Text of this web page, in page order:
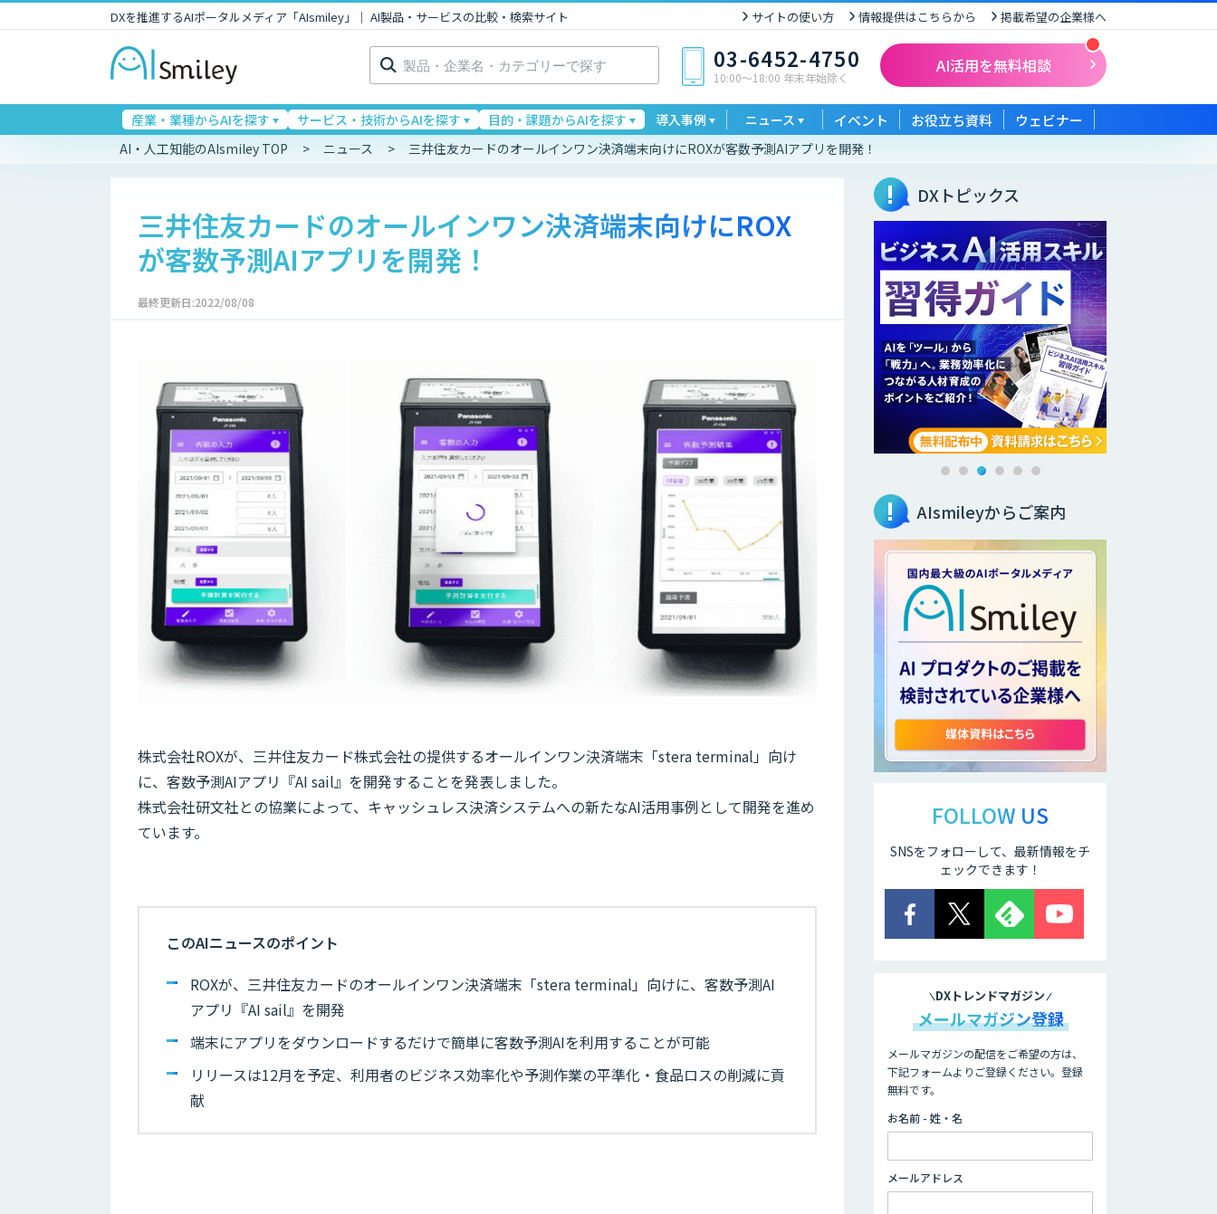
DXを推進するAIポータルメディア「AIsmiley」｜ AI製品・サービスの比較・検索サイト サイトの使い方 情報提供はこちらから 掲載希望の企業様へ
検
索: 03-6452-4750
10:00〜18:00 年末年始除く
AI活用を無料相談
産業・業種からAIを探す サービス・技術からAIを探す 目的・課題からAIを探す 導入事例 ニュース イベント お役立ち資料 ウェビナー
AI・人工知能のAIsmiley TOP ニュース 三井住友カードのオールインワン決済端末向けにROXが客数予測AIアプリを開発！
三井住友カードのオールインワン決済端末向けにROX
が客数予測AIアプリを開発！
最終更新日:2022/08/08
株式会社ROXが、三井住友カード株式会社の提供するオールインワン決済端末「stera terminal」向け
に、客数予測AIアプリ『AI sail』を開発することを発表しました。
株式会社研文社との協業によって、キャッシュレス決済システムへの新たなAI活用事例として開発を進め
ています。
このAIニュースのポイント
ROXが、三井住友カードのオールインワン決済端末「stera terminal」向けに、客数予測AI
アプリ『AI sail』を開発
端末にアプリをダウンロードするだけで簡単に客数予測AIを利用することが可能
リリースは12月を予定、利用者のビジネス効率化や予測作業の平準化・食品ロスの削減に貢
献
DXトピックス
AIsmileyからご案内
FOLLOW US
SNSをフォローして、最新情報をチ
ェックできます！
DXトレンドマガジン
メールマガジン登録
メールマガジンの配信をご希望の方は、
下記フォームよりご登録ください。登録
無料です。
お名前 - 姓・名
メールアドレス